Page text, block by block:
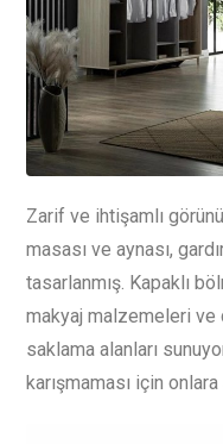
Zarif ve ihtişamlı
masası ve aynası,
tasarlanmış. Kapaklı
makyaj malzemeleri ve
saklama alanları
karışmaması için